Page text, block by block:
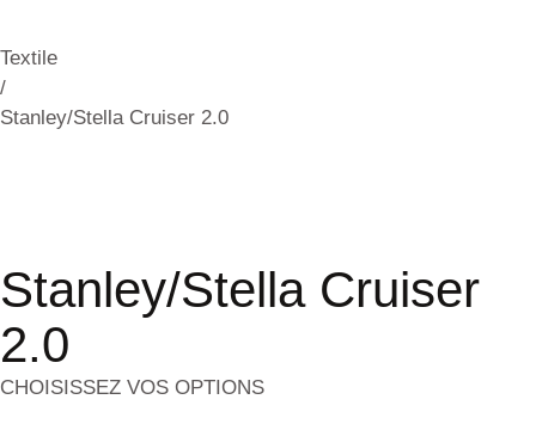
Textile
/
Stanley/Stella Cruiser 2.0
Stanley/Stella Cruiser
2.0
CHOISISSEZ VOS OPTIONS